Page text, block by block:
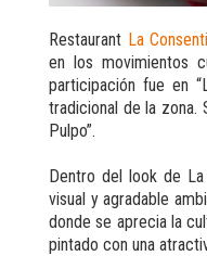
Restaurant La
en los movimientos
participación fue en
tradicional de la zona.
Pulpo”.
Dentro del look de
visual y agradable
donde se aprecia la
pintado con una